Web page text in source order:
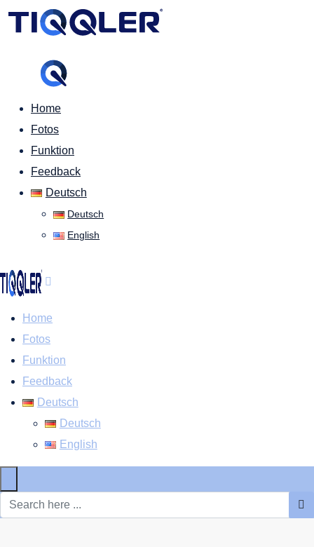
Home
Fotos
Funktion
Feedback
Deutsch
Deutsch
English
Home
Fotos
Funktion
Feedback
Deutsch
Deutsch
English